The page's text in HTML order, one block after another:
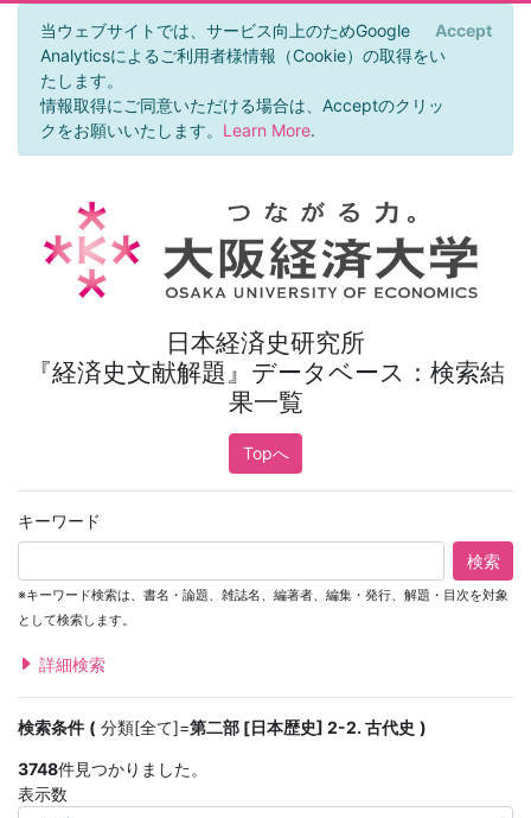
当ウェブサイトでは、サービス向上のためGoogle
Analyticsによるご利用者様情報（Cookie）の取得をい
たします。
情報取得にご同意いただける場合は、Acceptのクリッ
クをお願いいたします。 Learn More.
Accept
日本経済史研究所
『経済史文献解題』データベース：検索結
果一覧
Topへ
キーワード
検索
※キーワード検索は、書名・論題、雑誌名、編著者、編集・発行、解題・目次を対象
として検索します。
詳細検索
検索条件 分類[全て]=第二部 [日本歴史] 2-2. 古代史
3748件見つかりました。
表示数
×